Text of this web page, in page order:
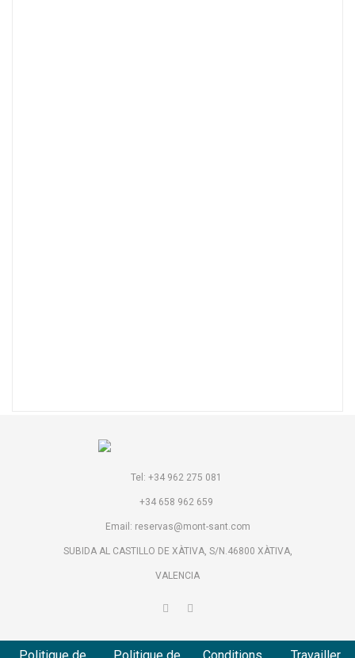
Tel: +34 962 275 081
+34 658 962 659
Email: reservas@mont-sant.com
SUBIDA AL CASTILLO DE XÀTIVA, S/N.46800 XÀTIVA,
VALENCIA